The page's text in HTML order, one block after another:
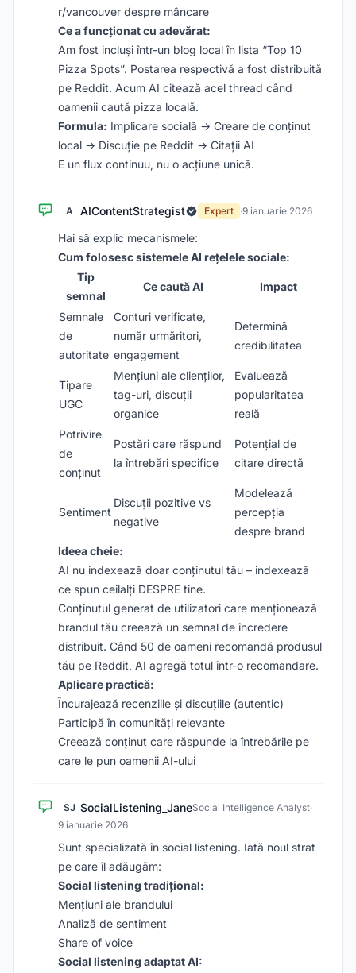
r/vancouver despre mâncare
Ce a funcționat cu adevărat:
Am fost incluși într-un blog local în lista “Top 10
Pizza Spots”. Postarea respectivă a fost distribuită
pe Reddit. Acum AI citează acel thread când
oamenii caută pizza locală.
Formula: Implicare socială → Creare de conținut
local → Discuție pe Reddit → Citații AI
E un flux continuu, nu o acțiune unică.
A AIContentStrategist Expert ·9 ianuarie 2026
Hai să explic mecanismele:
Cum folosesc sistemele AI rețelele sociale:
Tip
semnal
Ce caută AI Impact
Semnale
de
autoritate
Conturi verificate,
număr urmăritori,
engagement
Determină
credibilitatea
Tipare
UGC
Mențiuni ale clienților,
tag-uri, discuții
organice
Evaluează
popularitatea
reală
Potrivire
de
conținut
Postări care răspund
la întrebări specifice
Potențial de
citare directă
Sentiment
Discuții pozitive vs
negative
Modelează
percepția
despre brand
Ideea cheie:
AI nu indexează doar conținutul tău – indexează
ce spun ceilalți DESPRE tine.
Conținutul generat de utilizatori care menționează
brandul tău creează un semnal de încredere
distribuit. Când 50 de oameni recomandă produsul
tău pe Reddit, AI agregă totul într-o recomandare.
Aplicare practică:
Încurajează recenziile și discuțiile (autentic)
Participă în comunități relevante
Creează conținut care răspunde la întrebările pe
care le pun oamenii AI-ului
SJ SocialListening_JaneSocial Intelligence Analyst·
9 ianuarie 2026
Sunt specializată în social listening. Iată noul strat
pe care îl adăugăm:
Social listening tradițional:
Mențiuni ale brandului
Analiză de sentiment
Share of voice
Social listening adaptat AI: